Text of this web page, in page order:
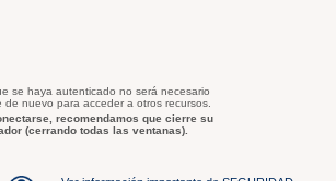
se haya autenticado no será necesario
de nuevo para acceder a otros recursos.
recomendamos que cierre su
(cerrando todas las ventanas).